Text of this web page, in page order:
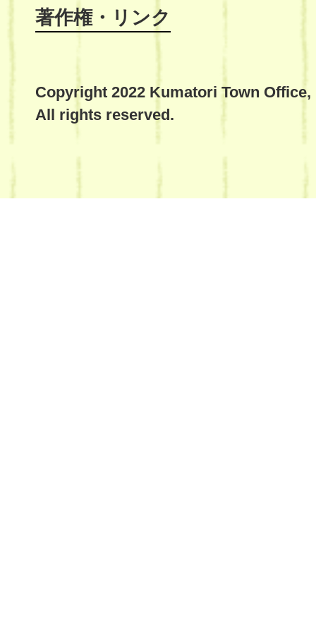
著作権・リンク
Copyright 2022 Kumatori Town Office,
All rights reserved.